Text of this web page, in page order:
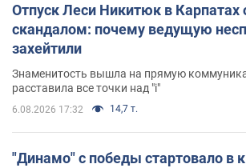
Отпуск Леси Никитюк в Карпатах
скандалом: почему ведущую
захейтили
Знаменитость вышла на прямую
расставила все точки над "i"
6.08.2026 17:32 14,7 т.
"Динамо" с победы стартовало в